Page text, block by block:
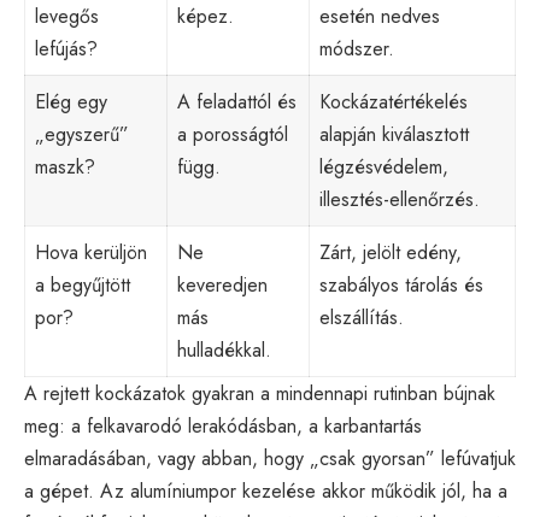
levegős
lefújás?
képez.
esetén nedves
módszer.
Elég egy
„egyszerű”
maszk?
A feladattól és
a porosságtól
függ.
Kockázatértékelés
alapján kiválasztott
légzésvédelem,
illesztés-ellenőrzés.
Hova kerüljön
a begyűjtött
por?
Ne
keveredjen
más
hulladékkal.
Zárt, jelölt edény,
szabályos tárolás és
elszállítás.
A rejtett kockázatok gyakran a mindennapi rutinban bújnak
meg: a felkavarodó lerakódásban, a karbantartás
elmaradásában, vagy abban, hogy „csak gyorsan” lefúvatjuk
a gépet. Az alumíniumpor kezelése akkor működik jól, ha a